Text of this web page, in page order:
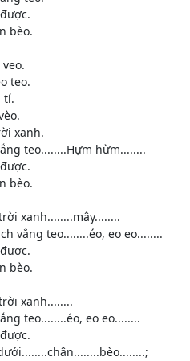
bèo.
teo.
tí.
xanh.
teo........Hựm hừm........
bèo.
xanh........mây........
vắng teo........éo, eo eo........
bèo.
xanh........
teo........éo, eo eo........